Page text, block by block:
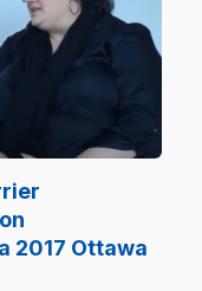
2017 Ottawa